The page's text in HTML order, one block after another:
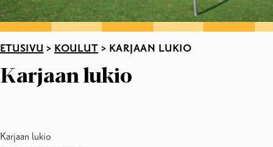
ETUSIVU > KOULUT > KARJAAN LUKIO
Karjaan lukio
Karjaan lukio